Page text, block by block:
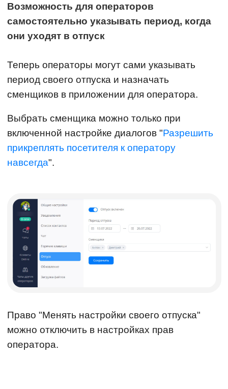
Возможность для операторов
самостоятельно указывать период, когда
они уходят в отпуск
Теперь операторы могут сами указывать
период своего отпуска и назначать
сменщиков в приложении для оператора.
Выбрать сменщика можно только при
включенной настройке диалогов "Разрешить
прикреплять посетителя к оператору
навсегда".
Право "Менять настройки своего отпуска"
можно отключить в настройках прав
оператора.